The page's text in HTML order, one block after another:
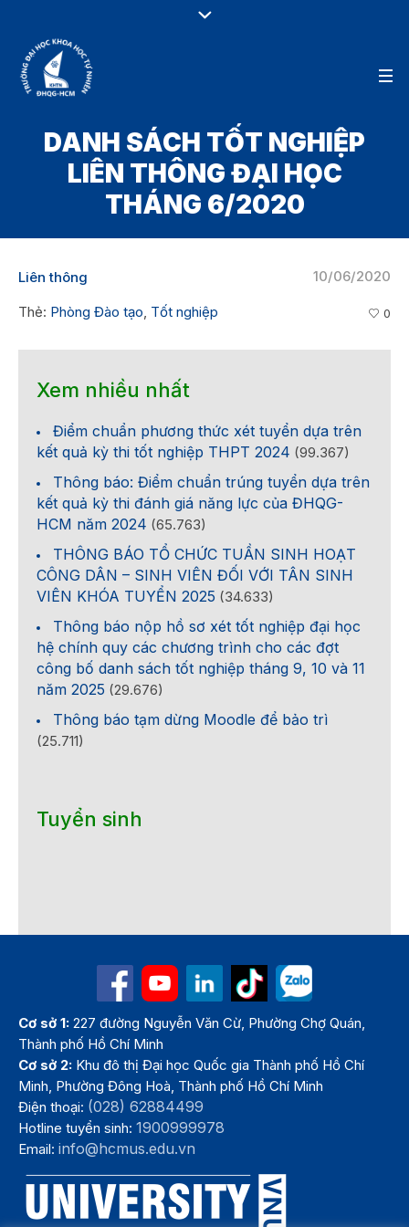
DANH SÁCH TỐT NGHIỆP
LIÊN THÔNG ĐẠI HỌC
THÁNG 6/2020
10/06/2020
Liên thông
Thẻ: Phòng Đào tạo, Tốt nghiệp 0
Xem nhiều nhất
Điểm chuẩn phương thức xét tuyển dựa trên
kết quả kỳ thi tốt nghiệp THPT 2024 (99.367)
Thông báo: Điểm chuẩn trúng tuyển dựa trên
kết quả kỳ thi đánh giá năng lực của ĐHQG-
HCM năm 2024 (65.763)
THÔNG BÁO TỔ CHỨC TUẦN SINH HOẠT
CÔNG DÂN – SINH VIÊN ĐỐI VỚI TÂN SINH
VIÊN KHÓA TUYỂN 2025 (34.633)
Thông báo nộp hồ sơ xét tốt nghiệp đại học
hệ chính quy các chương trình cho các đợt
công bố danh sách tốt nghiệp tháng 9, 10 và 11
năm 2025 (29.676)
Thông báo tạm dừng Moodle để bảo trì
(25.711)
Tuyển sinh
Cơ sở 1: 227 đường Nguyễn Văn Cừ, Phường Chợ Quán,
Thành phố Hồ Chí Minh
Cơ sở 2: Khu đô thị Đại học Quốc gia Thành phố Hồ Chí
Minh, Phường Đông Hoà, Thành phố Hồ Chí Minh
Điện thoại: (028) 62884499
Hotline tuyển sinh:1900999978
Email:info@hcmus.edu.vn